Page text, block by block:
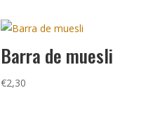
Barra de muesli
€2,30